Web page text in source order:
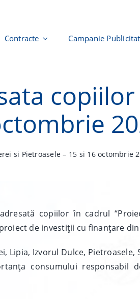
Contracte Campanie
si Pietroasele – 15 si 16 octombrie
copiilor în cadrul
de investiții cu finanțare
Izvorul Dulce, Pietroasele,
consumului responsabil